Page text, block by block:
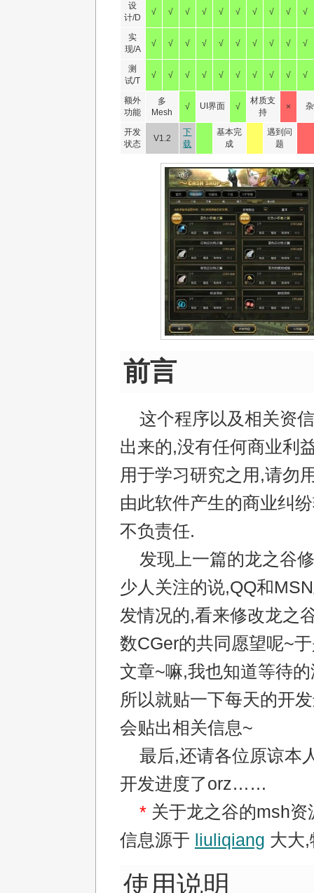
设
计/D
√ √ √ √ √ √ √ √ √ √
实
现/A
√ √ √ √ √ √ √ √ √ √
测
试/T
√ √ √ √ √ √ √ √ √ √
额外
功能
多
Mesh
√ UI界面 √
材质支
持
×
开发
状态
V1.2
下
载
基本完
成
遇到问
题
前言
这个程序以及相关资
出来的,没有任何商业利
用于学习研究之用,请勿
由此软件产生的商业纠
不负责任.
发现上一篇的龙之谷
少人关注的说,QQ和
发情况的,看来修改龙之
数CGer的共同愿望呢~
文章~嘛,我也知道等待
所以就贴一下每天的开
会贴出相关信息~
最后,还请各位原谅本
开发进度了orz……
*关于龙之谷的msh资
信息源于 liuliqiang 大大
使用说明